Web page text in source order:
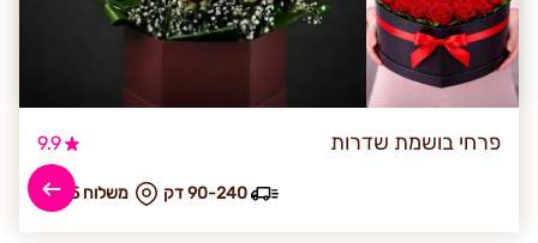
פרחי בושמת שדרות 9.9
₪ משלוח 75 90-240 דק